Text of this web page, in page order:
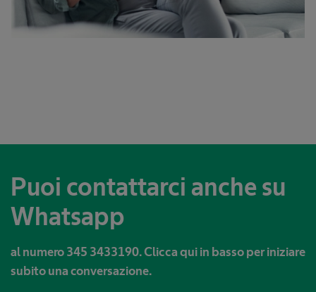
Puoi contattarci anche su
Whatsapp
al numero 345 3433190. Clicca qui in basso per iniziare
subito una conversazione.